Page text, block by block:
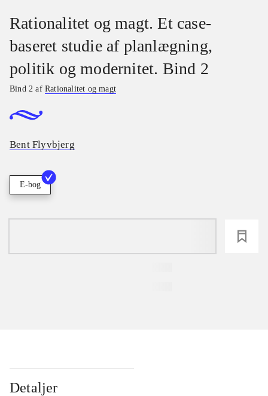
Rationalitet og magt. Et case-
baseret studie af planlægning,
politik og modernitet. Bind 2
Bind 2 afRationalitet og magt
Bent Flyvbjerg
E-bog
Detaljer